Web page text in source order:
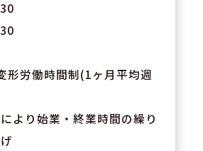
形労働時間制(1ヶ月平均週
より始業・終業時間の繰り